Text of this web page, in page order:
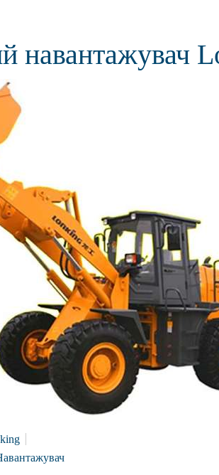
навантажувач